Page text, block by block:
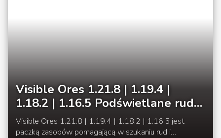
Visible Ores 1.21.8 | 1.19.4 |
1.18.2 | 1.16.5 Podświetlane rudy
łatwiejsze do wyszukania
Visible Ores 1.21.8 | 1.19.4 | 1.18.2 | 1.16.5 jest
paczką zasobów pomagającą w szukaniu rud i